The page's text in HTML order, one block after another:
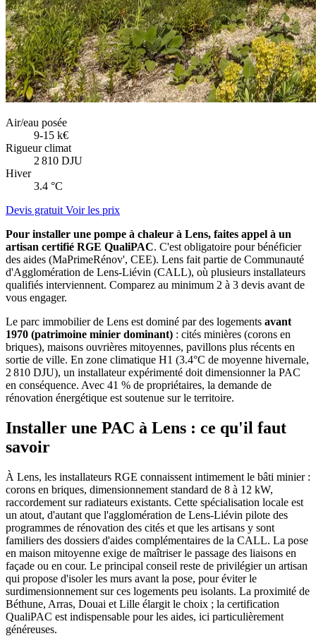
Air/eau posée
9-15 k€
Rigueur climat
2 810 DJU
Hiver
3.4 °C
Devis gratuit Voir les prix
Pour installer une pompe à chaleur à Lens, faites appel à un
artisan certifié RGE QualiPAC. C'est obligatoire pour bénéficier
des aides (MaPrimeRénov', CEE). Lens fait partie de Communauté
d'Agglomération de Lens-Liévin (CALL), où plusieurs installateurs
qualifiés interviennent. Comparez au minimum 2 à 3 devis avant de
vous engager.
Le parc immobilier de Lens est dominé par des logements avant
1970 (patrimoine minier dominant) : cités minières (corons en
briques), maisons ouvrières mitoyennes, pavillons plus récents en
sortie de ville. En zone climatique H1 (3.4°C de moyenne hivernale,
2 810 DJU), un installateur expérimenté doit dimensionner la PAC
en conséquence. Avec 41 % de propriétaires, la demande de
rénovation énergétique est soutenue sur le territoire.
Installer une PAC à Lens : ce qu'il faut
savoir
À Lens, les installateurs RGE connaissent intimement le bâti minier :
corons en briques, dimensionnement standard de 8 à 12 kW,
raccordement sur radiateurs existants. Cette spécialisation locale est
un atout, d'autant que l'agglomération de Lens-Liévin pilote des
programmes de rénovation des cités et que les artisans y sont
familiers des dossiers d'aides complémentaires de la CALL. La pose
en maison mitoyenne exige de maîtriser le passage des liaisons en
façade ou en cour. Le principal conseil reste de privilégier un artisan
qui propose d'isoler les murs avant la pose, pour éviter le
surdimensionnement sur ces logements peu isolants. La proximité de
Béthune, Arras, Douai et Lille élargit le choix ; la certification
QualiPAC est indispensable pour les aides, ici particulièrement
généreuses.